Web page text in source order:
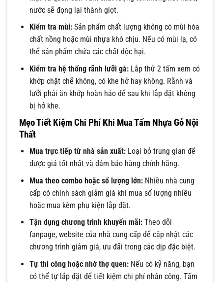
nước sẽ đọng lại thành giọt.
Kiểm tra mùi:Sản phẩm chất lượng không có mùi hóa
chất nồng hoặc mùi nhựa khó chịu. Nếu có mùi lạ, có
thể sản phẩm chứa các chất độc hại.
Kiểm tra hệ thống rãnh lưỡi gà:Lắp thử 2 tấm xem có
khớp chặt chẽ không, có khe hở hay không. Rãnh và
lưỡi phải ăn khớp hoàn hảo để sau khi lắp đặt không
bị hở khe.
Mẹo Tiết Kiệm Chi Phí Khi Mua Tấm Nhựa Gỗ Nội
Thất
Mua trực tiếp từ nhà sản xuất:Loại bỏ trung gian để
được giá tốt nhất và đảm bảo hàng chính hãng.
Mua theo combo hoặc số lượng lớn:Nhiều nhà cung
cấp có chính sách giảm giá khi mua số lượng nhiều
hoặc mua kèm phụ kiện lắp đặt.
Tận dụng chương trình khuyến mãi:Theo dõi
fanpage, website của nhà cung cấp để cập nhật các
chương trình giảm giá, ưu đãi trong các dịp đặc biệt.
Tự thi công hoặc nhờ thợ quen:Nếu có kỹ năng, bạn
có thể tự lắp đặt để tiết kiệm chi phí nhân công. Tấm